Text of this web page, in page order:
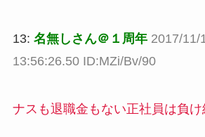
13: 名無しさん＠１周年 2017/11/
13:56:26.50 ID:MZi/Bv/90
ナスも退職金もない正社員は負け